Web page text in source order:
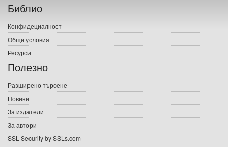
Печатни книги
Електронни книги
Е-списания
Подаръци
Ваучери
Библио
Конфидециалност
Общи условия
Ресурси
Полезно
Разширено търсене
Новини
За издатели
За автори
SSL Security by SSLs.com